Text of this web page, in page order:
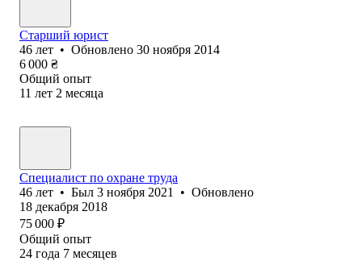
Старший юрист
46 лет • Обновлено 30 ноября 2014
6 000 ₴
Общий опыт
11 лет 2 месяца
Специалист по охране труда
46 лет • Был 3 ноября 2021 • Обновлено
18 декабря 2018
75 000 ₽
Общий опыт
24 года 7 месяцев